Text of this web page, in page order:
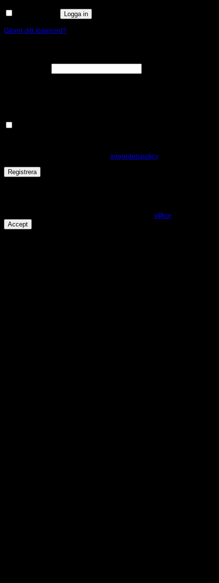
Logga in
Glömt ditt lösenord?
integritetspolicy.
Registrera
villkor.
Accept